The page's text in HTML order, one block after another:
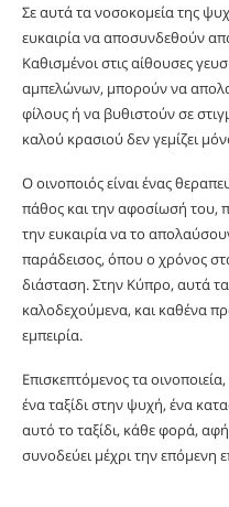
Σε αυτά τα νοσοκομεία της
ευκαιρία να αποσυνδεθούν
Καθισμένοι στις αίθουσες
αμπελώνων, μπορούν να
φίλους ή να βυθιστούν σε
καλού κρασιού δεν γεμίζει
Ο οινοποιός είναι ένας
πάθος και την αφοσίωσή του,
την ευκαιρία να το
παράδεισος, όπου ο χρόνος
διάσταση. Στην Κύπρο, αυτά
καλοδεχούμενα, και καθένα
εμπειρία.
Επισκεπτόμενος τα
ένα ταξίδι στην ψυχή, ένα
αυτό το ταξίδι, κάθε φορά,
συνοδεύει μέχρι την επόμενη